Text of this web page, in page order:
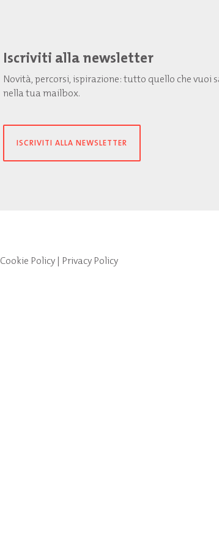
Iscriviti alla newsletter
Novità, percorsi, ispirazione: tutto quello che
nella tua mailbox.
ISCRIVITI ALLA NEWSLETTER
Cookie Policy| Privacy Policy